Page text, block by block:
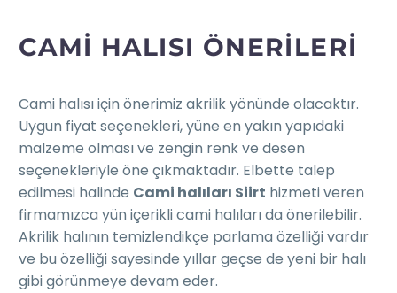
CAMI HALISI ÖNERILERI
Cami halısı için önerimiz akrilik yönünde olacaktır.
Uygun fiyat seçenekleri, yüne en yakın yapıdaki
malzeme olması ve zengin renk ve desen
seçenekleriyle öne çıkmaktadır. Elbette talep
edilmesi halinde Cami halıları Siirt hizmeti veren
firmamızca yün içerikli cami halıları da önerilebilir.
Akrilik halının temizlendikçe parlama özelliği vardır
ve bu özelliği sayesinde yıllar geçse de yeni bir halı
gibi görünmeye devam eder.